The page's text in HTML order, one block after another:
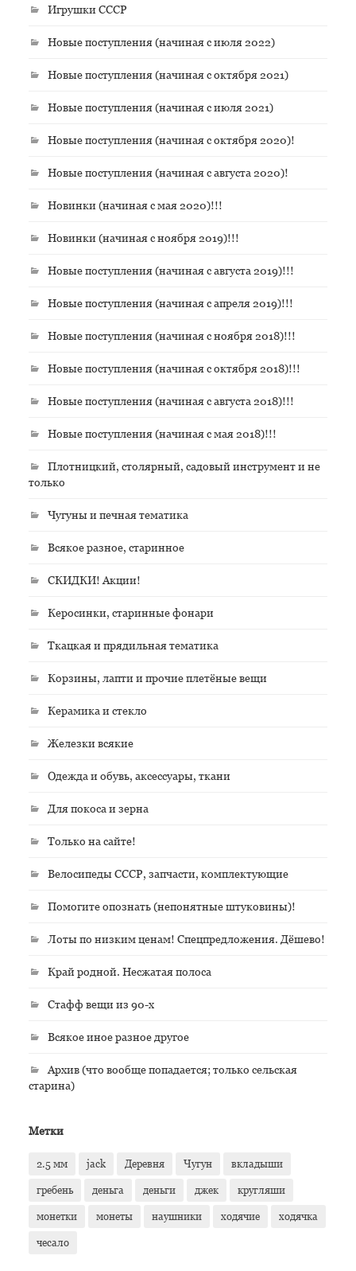
Игрушки СССР
Новые поступления (начиная с июля 2022)
Новые поступления (начиная с октября 2021)
Новые поступления (начиная с июля 2021)
Новые поступления (начиная с октября 2020)!
Новые поступления (начиная с августа 2020)!
Новинки (начиная с мая 2020)!!!
Новинки (начиная с ноября 2019)!!!
Новые поступления (начиная с августа 2019)!!!
Новые поступления (начиная с апреля 2019)!!!
Новые поступления (начиная с ноября 2018)!!!
Новые поступления (начиная с октября 2018)!!!
Новые поступления (начиная с августа 2018)!!!
Новые поступления (начиная с мая 2018)!!!
Плотницкий, столярный, садовый инструмент и не
только
Чугуны и печная тематика
Всякое разное, старинное
СКИДКИ! Акции!
Керосинки, старинные фонари
Ткацкая и прядильная тематика
Корзины, лапти и прочие плетёные вещи
Керамика и стекло
Железки всякие
Одежда и обувь, аксессуары, ткани
Для покоса и зерна
Только на сайте!
Велосипеды СССР, запчасти, комплектующие
Помогите опознать (непонятные штуковины)!
Лоты по низким ценам! Спецпредложения. Дёшево!
Край родной. Несжатая полоса
Стафф вещи из 90-х
Всякое иное разное другое
Архив (что вообще попадается; только сельская
старина)
Метки
2.5 мм jack Деревня Чугун вкладыши
гребень деньга деньги джек кругляши
монетки монеты наушники ходячие ходячка
чесало